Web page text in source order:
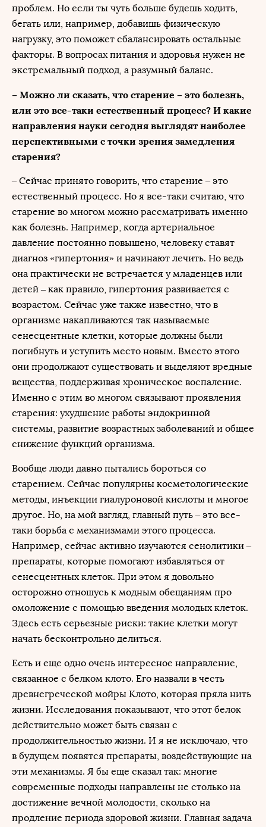
проблем. Но если ты чуть больше будешь ходить,
бегать или, например, добавишь физическую
нагрузку, это поможет сбалансировать остальные
факторы. В вопросах питания и здоровья нужен не
экстремальный подход, а разумный баланс.
– Можно ли сказать, что старение – это болезнь,
или это все-таки естественный процесс? И какие
направления науки сегодня выглядят наиболее
перспективными с точки зрения замедления
старения?
– Сейчас принято говорить, что старение – это
естественный процесс. Но я все-таки считаю, что
старение во многом можно рассматривать именно
как болезнь. Например, когда артериальное
давление постоянно повышено, человеку ставят
диагноз «гипертония» и начинают лечить. Но ведь
она практически не встречается у младенцев или
детей – как правило, гипертония развивается с
возрастом. Сейчас уже также известно, что в
организме накапливаются так называемые
сенесцентные клетки, которые должны были
погибнуть и уступить место новым. Вместо этого
они продолжают существовать и выделяют вредные
вещества, поддерживая хроническое воспаление.
Именно с этим во многом связывают проявления
старения: ухудшение работы эндокринной
системы, развитие возрастных заболеваний и общее
снижение функций организма.
Вообще люди давно пытались бороться со
старением. Сейчас популярны косметологические
методы, инъекции гиалуроновой кислоты и многое
другое. Но, на мой взгляд, главный путь – это все-
таки борьба с механизмами этого процесса.
Например, сейчас активно изучаются сенолитики –
препараты, которые помогают избавляться от
сенесцентных клеток. При этом я довольно
осторожно отношусь к модным обещаниям про
омоложение с помощью введения молодых клеток.
Здесь есть серьезные риски: такие клетки могут
начать бесконтрольно делиться.
Есть и еще одно очень интересное направление,
связанное с белком клото. Его назвали в честь
древнегреческой мойры Клото, которая пряла нить
жизни. Исследования показывают, что этот белок
действительно может быть связан с
продолжительностью жизни. И я не исключаю, что
в будущем появятся препараты, воздействующие на
эти механизмы. Я бы еще сказал так: многие
современные подходы направлены не столько на
достижение вечной молодости, сколько на
продление периода здоровой жизни. Главная задача